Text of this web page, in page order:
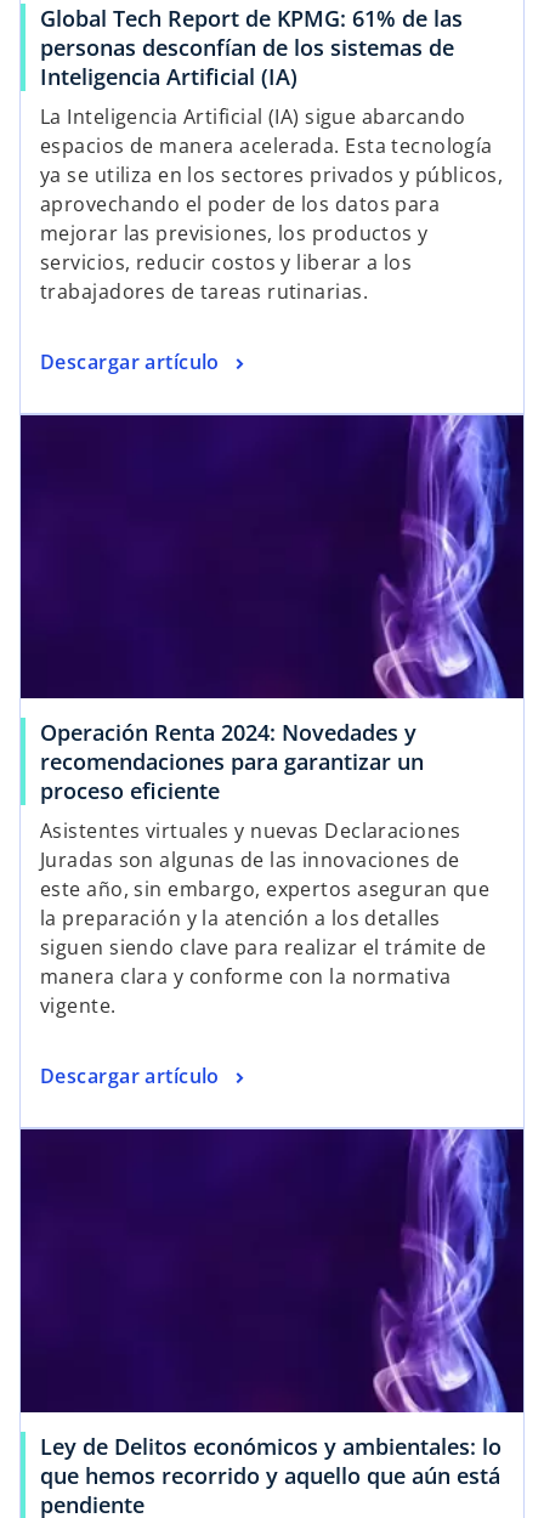
Global Tech Report de KPMG: 61% de las
personas desconfían de los sistemas de
Inteligencia Artificial (IA)
La Inteligencia Artificial (IA) sigue abarcando
espacios de manera acelerada. Esta tecnología
ya se utiliza en los sectores privados y públicos,
aprovechando el poder de los datos para
mejorar las previsiones, los productos y
servicios, reducir costos y liberar a los
trabajadores de tareas rutinarias.
Descargar artículo
Operación Renta 2024: Novedades y
recomendaciones para garantizar un
proceso eficiente
Asistentes virtuales y nuevas Declaraciones
Juradas son algunas de las innovaciones de
este año, sin embargo, expertos aseguran que
la preparación y la atención a los detalles
siguen siendo clave para realizar el trámite de
manera clara y conforme con la normativa
vigente.
Descargar artículo
Ley de Delitos económicos y ambientales: lo
que hemos recorrido y aquello que aún está
pendiente